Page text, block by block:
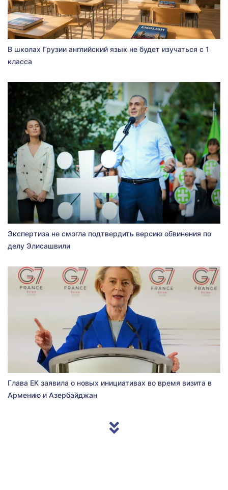
В школах Грузии английский язык не будет изучаться с 1
класса
Экспертиза не смогла подтвердить версию обвинения по
делу Элисашвили
Глава ЕК заявила о новых инициативах во время визита в
Армению и Азербайджан